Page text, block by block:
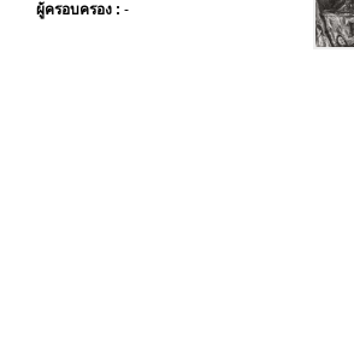
ผู้ครอบครอง : -